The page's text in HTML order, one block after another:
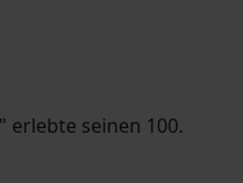
erlebte seinen 100.